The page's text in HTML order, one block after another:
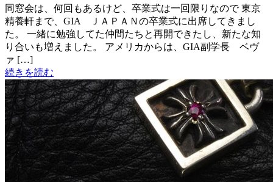
同窓会は、何回もあるけど、卒業式は一回限りなので 東京
精養軒まで、GIA ＪＡＰＡＮの卒業式に出席してきまし
た。 一緒に勉強してた仲間たちと再開できたし、新たな知
り合いも増えました。 アメリカからは、GIA副学長 ベヴ
ァ […]
続きを読む